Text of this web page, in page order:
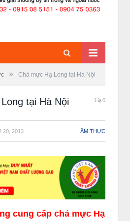
» Chả mực Hạ Long tại Hà Nội
tại Hà Nội 0
20, 2013 ẨM THỰC
cung cấp chả mực Hạ